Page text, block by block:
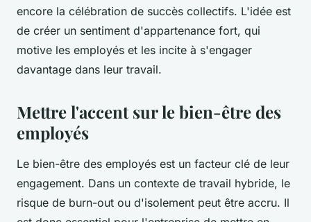
encore la célébration de succès collectifs. L'idée est
de créer un sentiment d'appartenance fort, qui
motive les employés et les incite à s'engager
davantage dans leur travail.
Mettre l'accent sur le bien-être des
employés
Le bien-être des employés est un facteur clé de leur
engagement. Dans un contexte de travail hybride, le
risque de burn-out ou d'isolement peut être accru. Il